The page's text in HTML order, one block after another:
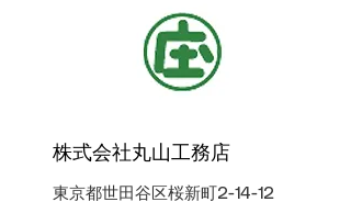
株式会社丸山工務店
東京都世田谷区桜新町2-14-12